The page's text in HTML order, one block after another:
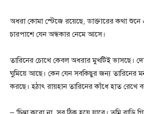
অধরা কোমা স্টেজে রয়েছে, ডাক্তারের কথা শুনে
চারপাশে যেন অন্ধকার নেমে আসে।
তারিনের চোখে কেবল অধরার মুখটিই ভাসছে।
ঘুমিয়ে আছে। কেন যেন সবকিছুর জন্য তারিনের
করছে। হঠাৎ রায়হান তারিনের কাঁধে হাত রেখে